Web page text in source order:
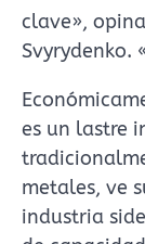
clave»,
Svyrydenko.
es un lastre
metales, ve
industria